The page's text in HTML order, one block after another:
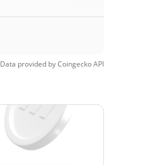
$0,00127557
$0,00000248
20.98%
Data provided byCoingeckoAPI